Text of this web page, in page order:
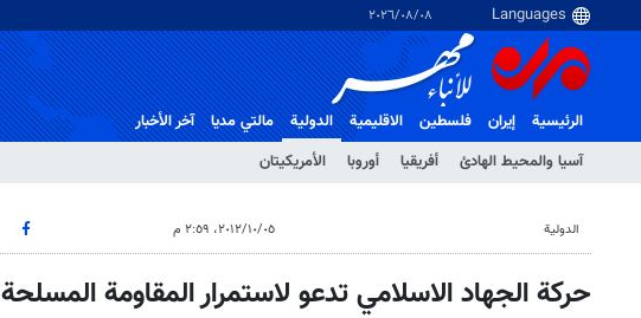
٠٨‏/٠٨‏/٢٠٢٦
الرئيسية إيران فلسطین الاقلیمیة
الدولية
آسيا والمحيط الهادئ
أفريقيا أوروبا الأمريكيتان
مالتي مدیا آخر الأخبار
الدولية ٠٥‏/١٠‏/٢٠١٢، ٢:٥٩ م
حركة الجهاد الاسلامي تدعو لاستمرار المقاومة المسلحة